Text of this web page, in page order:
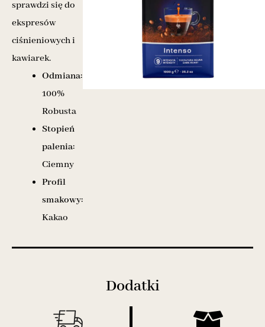
sprawdzi się do
ekspresów
ciśnieniowych i
kawiarek.
Odmiana:
100%
Robusta
Stopień
palenia:
Ciemny
Profil
smakowy:
Kakao
Dodatki